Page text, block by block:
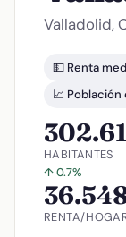
Valladolid,
💵 Renta
📈
HABITANTES
↑ 0.7%
RENTA/